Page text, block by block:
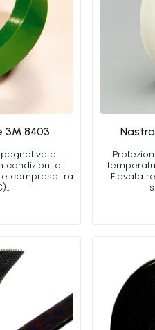
3M 8403
e
condizioni di
comprese tra
Elevata